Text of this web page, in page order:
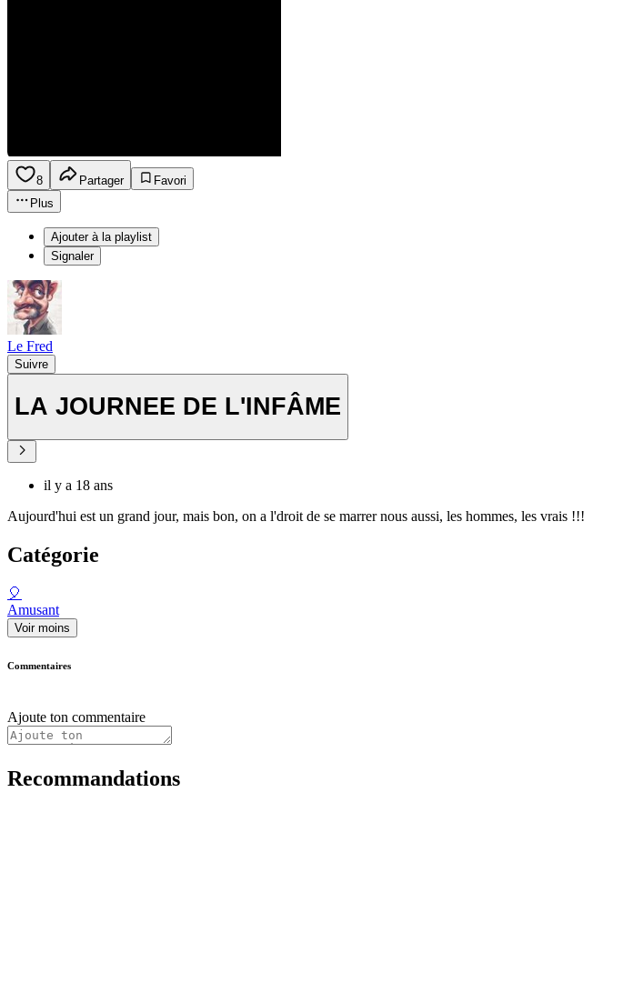
8 Partager
Favori
Plus
Ajouter à la playlist
Signaler
Le Fred
Suivre
LA JOURNEE DE L'INFÂME
il y a 18 ans
Aujourd'hui est un grand jour, mais bon, on a l'droit de se marrer nous aussi, les hommes, les vrais !!!
Catégorie
🎈
Amusant
Voir moins
Commentaires
Ajoute ton commentaire
Recommandations